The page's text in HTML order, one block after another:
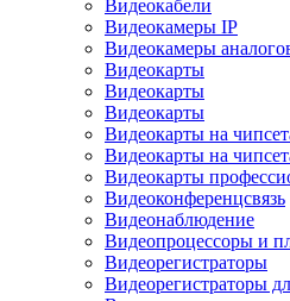
Видеокабели
Видеокамеры IP
Видеокамеры
Видеокарты
Видеокарты
Видеокарты
Видеокарты на
Видеокарты на
Видеокарты
Видеоконференцсвязь
Видеонаблюдение
Видеопроцессоры и
Видеорегистраторы
Видеорегистраторы